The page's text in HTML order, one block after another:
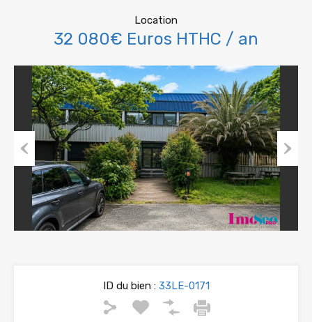
Location
32 080€ Euros HTHC / an
Previous Next
ID du bien :33LE-0171